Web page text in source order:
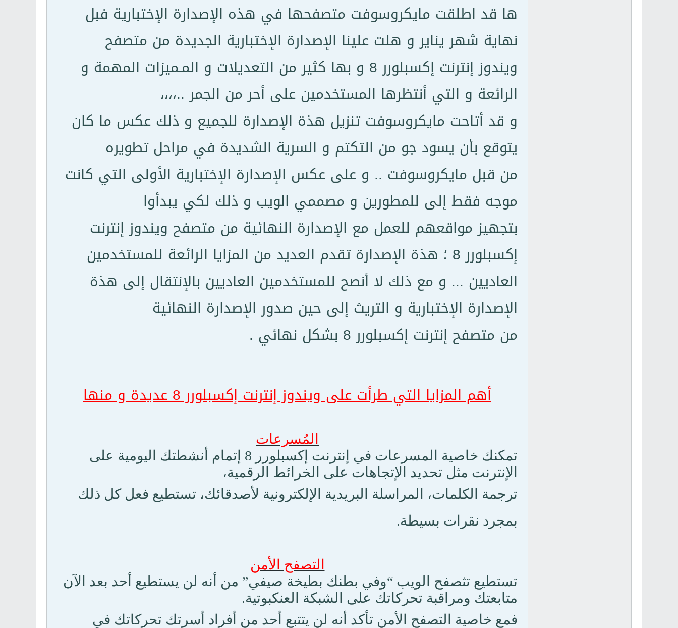
ها قد اطلقت مايكروسوفت متصفحها في هذه الإصدارة الإختبارية فبل
نهاية شهر يناير و هلت علينا الإصدارة الإختبارية الجديدة من متصفح
ويندوز إنترنت إكسبلورر 8 و بها كثير من التعديلات و المـميزات المهمة و
الرائعة و التي أنتظرها المستخدمين على أحر من الجمر ..،،،،
و قد أتاحت مايكروسوفت تنزيل هذة الإصدارة للجميع و ذلك عكس ما كان
يتوقع بأن يسود جو من التكتم و السرية الشديدة في مراحل تطويره
من قبل مايكروسوفت .. و على عكس الإصدارة الإختبارية الأولى التي كانت
موجه فقط إلى للمطورين و مصممي الويب و ذلك لكي يبدأوا
بتجهيز مواقعهم للعمل مع الإصدارة النهائية من متصفح ويندوز إنترنت
إكسبلورر 8 ؛ هذة الإصدارة تقدم العديد من المزايا الرائعة للمستخدمين
العاديين ... و مع ذلك لا أنصح للمستخدمين العاديين بالإنتقال إلى هذة
الإصدارة الإختبارية و التريث إلى حين صدور الإصدارة النهائية
من متصفح إنترنت إكسبلورر 8 بشكل نهائي .
أهم المزايا التي طرأت على ويندوز إنترنت إكسبلورر 8 عديدة و منها
المُسرعات
تمكنك خاصية المسرعات في إنترنت إكسبلورر 8 إتمام أنشطتك اليومية على
الإنترنت مثل تحديد الإتجاهات على الخرائط الرقمية،
ترجمة الكلمات، المراسلة البريدية الإلكترونية لأصدقائك، تستطيع فعل كل ذلك
بمجرد نقرات بسيطة.
التصفح الأمن
تستطيع تثصفح الويب “وفي بطنك بطيخة صيفي” من أنه لن يستطيع أحد بعد الآن
متابعتك ومراقبة تحركاتك على الشبكة العنكبوتية.
فمع خاصية التصفح الأمن تأكد أنه لن يتتبع أحد من أفراد أسرتك تحركاتك في